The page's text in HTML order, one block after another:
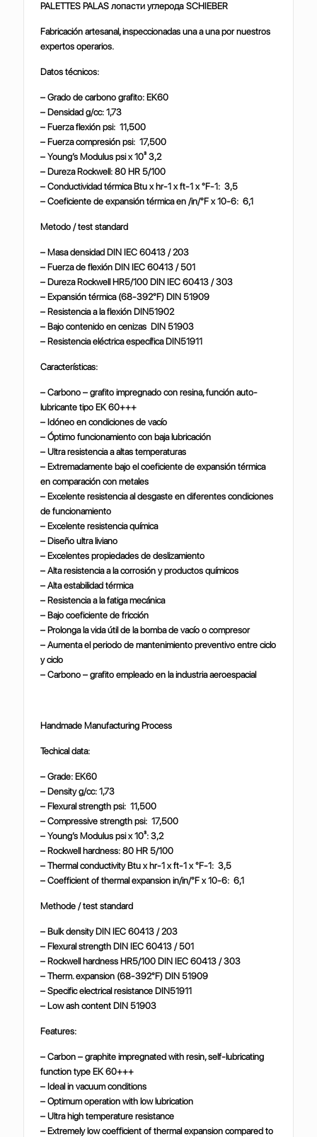
PALETTES PALAS лопасти углерода SCHIEBER
Fabricación artesanal, inspeccionadas una a una por nuestros
expertos operarios.
Datos técnicos:
– Grado de carbono grafito: EK60
– Densidad g/cc: 1,73
– Fuerza flexión psi: 11,500
– Fuerza compresión psi: 17,500
– Young’s Modulus psi x 10³ 3,2
– Dureza Rockwell: 80 HR 5/100
– Conductividad térmica Btu x hr-1 x ft-1 x °F-1: 3,5
– Coeficiente de expansión térmica en /in/°F x 10-6: 6,1
Metodo / test standard
– Masa densidad DIN IEC 60413 / 203
– Fuerza de flexión DIN IEC 60413 / 501
– Dureza Rockwell HR5/100 DIN IEC 60413 / 303
– Expansión térmica (68-392°F) DIN 51909
– Resistencia a la flexión DIN51902
– Bajo contenido en cenizas DIN 51903
– Resistencia eléctrica específica DIN51911
Características:
– Carbono – grafito impregnado con resina, función auto-
lubricante tipo EK 60+++
– Idóneo en condiciones de vacío
– Óptimo funcionamiento con baja lubricación
– Ultra resistencia a altas temperaturas
– Extremadamente bajo el coeficiente de expansión térmica
en comparación con metales
– Excelente resistencia al desgaste en diferentes condiciones
de funcionamiento
– Excelente resistencia química
– Diseño ultra liviano
– Excelentes propiedades de deslizamiento
– Alta resistencia a la corrosión y productos químicos
– Alta estabilidad térmica
– Resistencia a la fatiga mecánica
– Bajo coeficiente de fricción
– Prolonga la vida útil de la bomba de vacío o compresor
– Aumenta el periodo de mantenimiento preventivo entre ciclo
y ciclo
– Carbono – grafito empleado en la industria aeroespacial
Handmade Manufacturing Process
Techical data:
– Grade: EK60
– Density g/cc: 1,73
– Flexural strength psi: 11,500
– Compressive strength psi: 17,500
– Young’s Modulus psi x 10³: 3,2
– Rockwell hardness: 80 HR 5/100
– Thermal conductivity Btu x hr-1 x ft-1 x °F-1: 3,5
– Coefficient of thermal expansion in/in/°F x 10-6: 6,1
Methode / test standard
– Bulk density DIN IEC 60413 / 203
– Flexural strength DIN IEC 60413 / 501
– Rockwell hardness HR5/100 DIN IEC 60413 / 303
– Therm. expansion (68-392°F) DIN 51909
– Specific electrical resistance DIN51911
– Low ash content DIN 51903
Features:
– Carbon – graphite impregnated with resin, self-lubricating
function type EK 60+++
– Ideal in vacuum conditions
– Optimum operation with low lubrication
– Ultra high temperature resistance
– Extremely low coefficient of thermal expansion compared to